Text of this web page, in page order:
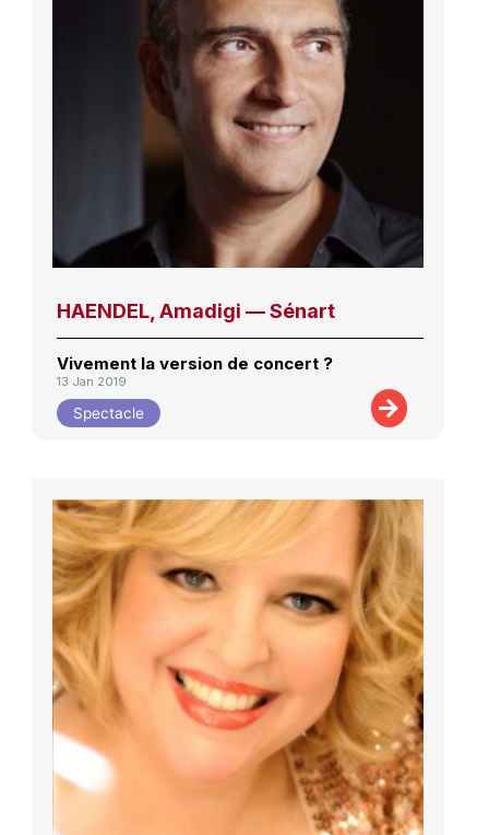
HAENDEL, Amadigi — Sénart
Vivement la version de concert ?
13 Jan 2019
Spectacle